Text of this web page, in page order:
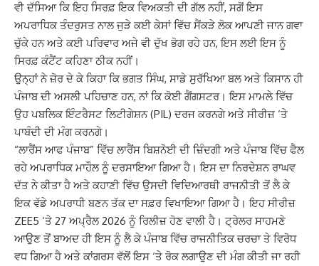
ਵੀ ਦੱਸਿਆ ਕਿ ਇਹ ਸਿਰਫ਼ ਇਕ ਵਿਅਕਤੀ ਦੀ ਗੱਲ ਨਹੀਂ, ਸਗੋਂ ਇਸ
ਅਪਰਾਧਿਕ ਤੰਦਰੁਸਤ ਨਾਲ ਜੁੜੇ ਕਈ ਕੇਸਾਂ ਵਿੱਚ ਸੈਂਕੜੇ ਲੋਕ ਆਪਣੀ ਜਾਨ ਗਵਾ
ਚੁੱਕੇ ਹਨ ਅਤੇ ਕਈ ਪਰਿਵਾਰ ਅਜੇ ਵੀ ਦੁੱਖ ਭੋਗ ਰਹੇ ਹਨ, ਇਸ ਲਈ ਇਸ ਨੂੰ
ਸਿਰਫ਼ ਕੰਟੈਂਟ ਕਹਿਣਾ ਠੀਕ ਨਹੀਂ।
ਉਨ੍ਹਾਂ ਨੇ ਜ਼ੋਰ ਦੇ ਕੇ ਕਿਹਾ ਕਿ ਭਗਤ ਸਿੰਘ, ਸਾਡੇ ਸੁਰੱਖਿਆ ਬਲ ਅਤੇ ਕਿਸਾਨ ਹੀ
ਪੰਜਾਬ ਦੀ ਅਸਲੀ ਪਹਿਚਾਣ ਹਨ, ਨਾਂ ਕਿ ਕੋਈ ਗੈਂਗਸਟਰ। ਇਸ ਮਾਮਲੇ ਵਿੱਚ
ਉਹ ਪਬਲਿਕ ਇੰਟਰੈਸਟ ਲਿਟੀਗੇਸ਼ਨ (PIL) ਦਰਜ ਕਰਨਗੇ ਅਤੇ ਸੀਰੀਜ਼ ‘ਤੇ
ਪਾਬੰਦੀ ਦੀ ਮੰਗ ਕਰਨਗੇ।
“ਲਾਰੈਂਸ ਆਫ ਪੰਜਾਬ” ਵਿੱਚ ਲਾਰੈਂਸ ਬਿਸ਼ਨੋਈ ਦੀ ਜ਼ਿੰਦਗੀ ਅਤੇ ਪੰਜਾਬ ਵਿੱਚ ਫੈਲ
ਰਹੇ ਅਪਰਾਧਿਕ ਮਾਹੌਲ ਨੂੰ ਦਰਸਾਇਆ ਗਿਆ ਹੈ। ਇਸ ਦਾ ਨਿਰਦੇਸ਼ਨ ਰਾਘਵ
ਦੱਤ ਨੇ ਕੀਤਾ ਹੈ ਅਤੇ ਕਹਾਣੀ ਵਿੱਚ ਉਸਦੀ ਵਿਦਿਆਰਥੀ ਰਾਜਨੀਤੀ ਤੋਂ ਲੈ ਕੇ
ਇਕ ਵੱਡੇ ਅਪਰਾਧੀ ਬਣਨ ਤੱਕ ਦਾ ਸਫ਼ਰ ਵਿਖਾਇਆ ਗਿਆ ਹੈ। ਇਹ ਸੀਰੀਜ਼
ZEE5 ‘ਤੇ 27 ਅਪ੍ਰੈਲ 2026 ਨੂੰ ਰਿਲੀਜ਼ ਹੋਣ ਵਾਲੀ ਹੈ। ਟ੍ਰੇਲਰ ਸਾਹਮਣੇ
ਆਉਣ ਤੋਂ ਬਾਅਦ ਹੀ ਇਸ ਨੂੰ ਲੈ ਕੇ ਪੰਜਾਬ ਵਿੱਚ ਰਾਜਨੀਤਿਕ ਚਰਚਾ ਤੇ ਵਿਰੋਧ
ਵਧ ਗਿਆ ਹੈ ਅਤੇ ਕਾਂਗਰਸ ਵੱਲੋਂ ਇਸ ‘ਤੇ ਰੋਕ ਲਗਾਉਣ ਦੀ ਮੰਗ ਕੀਤੀ ਜਾ ਰਹੀ